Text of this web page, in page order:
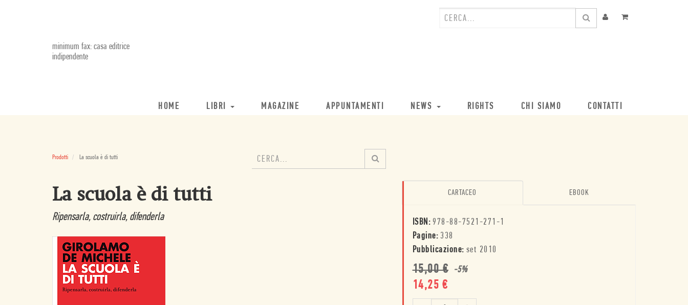
minimum fax: casa editrice
indipendente
HOME LIBRI MAGAZINE APPUNTAMENTI NEWS RIGHTS CHI SIAMO CONTATTI
Prodotti La scuola è di tutti
La scuola è di tutti
Ripensarla, costruirla, difenderla
CARTACEO EBOOK
ISBN: 978-88-7521-271-1
Pagine: 338
Pubblicazione: set 2010
15,00€ -5%
14,25 €